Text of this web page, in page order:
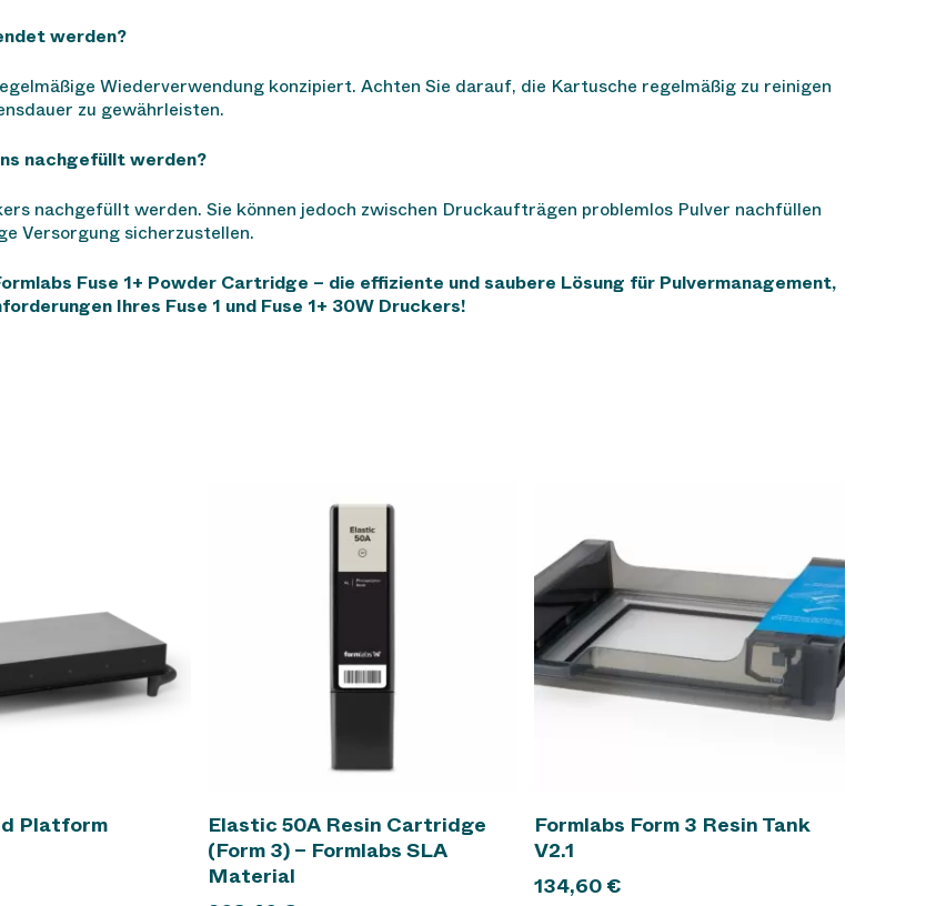
werden?
Wiederverwendung konzipiert. Achten Sie darauf, die Kartusche regelmäßig zu reinigen
zu gewährleisten.
nachgefüllt werden?
nachgefüllt werden. Sie können jedoch zwischen Druckaufträgen problemlos Pulver nachfüllen
Versorgung sicherzustellen.
Fuse 1+ Powder Cartridge – die effiziente und saubere Lösung für Pulvermanagement,
Ihres Fuse 1 und Fuse 1+ 30W Druckers!
den Warenkorb
Platform
In den Warenkorb
Elastic 50A Resin Cartridge
(Form 3) – Formlabs SLA
Material
In den Warenkorb
Formlabs Form 3 Resin Tank
V2.1
134,60€